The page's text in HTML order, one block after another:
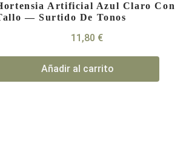
Artificial Azul Claro Con
— Surtido De Tonos
11,80 €
Añadir al carrito